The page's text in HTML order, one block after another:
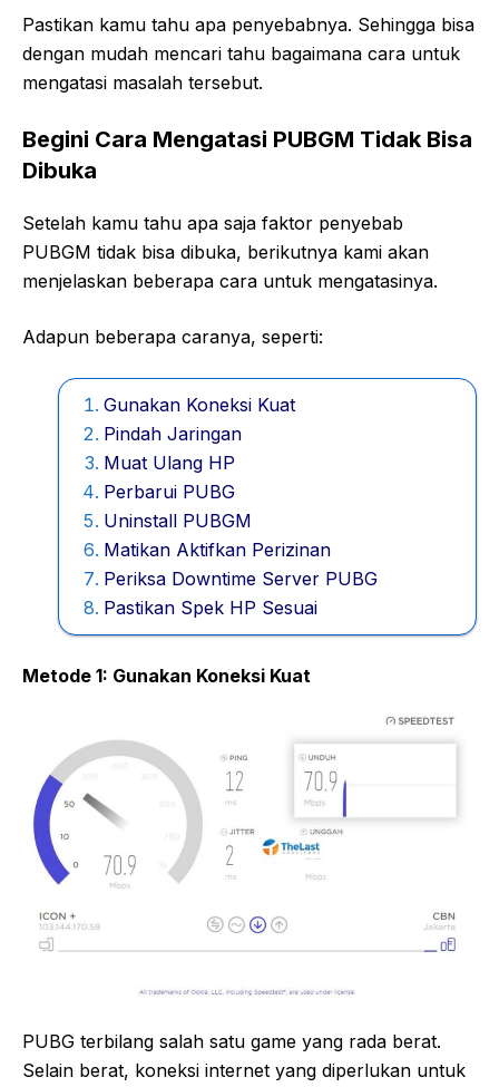
Pastikan kamu tahu apa penyebabnya. Sehingga bisa
dengan mudah mencari tahu bagaimana cara untuk
mengatasi masalah tersebut.
Begini Cara Mengatasi PUBGM Tidak Bisa
Dibuka
Setelah kamu tahu apa saja faktor penyebab
PUBGM tidak bisa dibuka, berikutnya kami akan
menjelaskan beberapa cara untuk mengatasinya.
Adapun beberapa caranya, seperti:
Gunakan Koneksi Kuat
Pindah Jaringan
Muat Ulang HP
Perbarui PUBG
Uninstall PUBGM
Matikan Aktifkan Perizinan
Periksa Downtime Server PUBG
Pastikan Spek HP Sesuai
Metode 1: Gunakan Koneksi Kuat
PUBG terbilang salah satu game yang rada berat.
Selain berat, koneksi internet yang diperlukan untuk